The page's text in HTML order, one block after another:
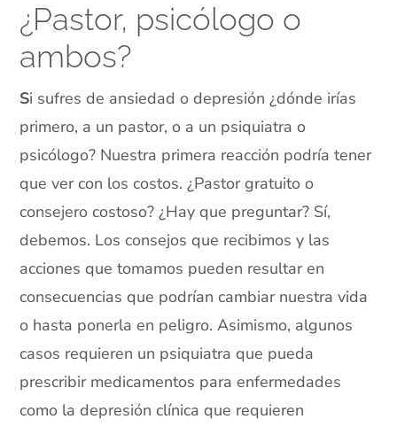
¿Pastor, psicólogo o
ambos?
Si sufres de ansiedad o depresión ¿dónde irías
primero, a un pastor, o a un psiquiatra o
psicólogo? Nuestra primera reacción podría tener
que ver con los costos. ¿Pastor gratuito o
consejero costoso? ¿Hay que preguntar? Sí,
debemos. Los consejos que recibimos y las
acciones que tomamos pueden resultar en
consecuencias que podrían cambiar nuestra vida
o hasta ponerla en peligro. Asimismo, algunos
casos requieren un psiquiatra que pueda
prescribir medicamentos paraenfermedades
como la depresión clínica que requieren